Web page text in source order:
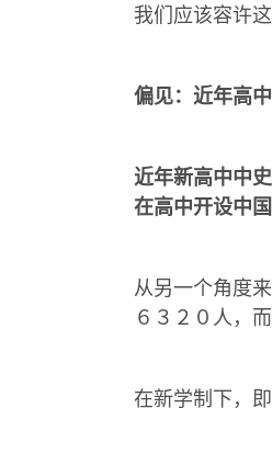
我们应该容许
偏见：近年高
近年新高中中
在高中开设中国
从另一个角度
６３２０人，
在新学制下，